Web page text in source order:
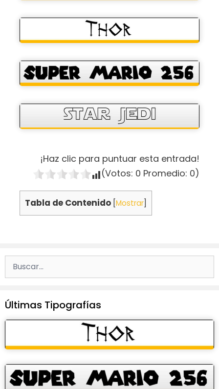
¡Haz clic para puntuar esta entrada!
(Votos: 0 Promedio: 0)
Tabla de Contenido Mostrar
Buscar:
Últimas Tipografías